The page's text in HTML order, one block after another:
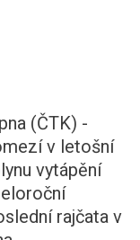
(ČTK) -
v letošní
vytápění
rajčata v